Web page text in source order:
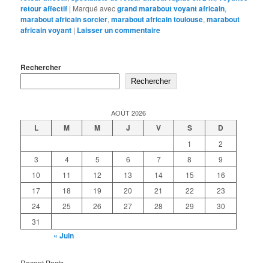
retour affectif | Marqué avecgrand marabout voyant africain,
marabout africain sorcier,marabout africain toulouse,marabout
africain voyant | Laisser un commentaire
Rechercher
Rechercher
AOÛT 2026
L M M J V S D
1
2
3
4 5 6 7 8
9
10
11 12 13 14 15
16
17
18 19 20 21 22
23
24
25 26 27 28 29
30
31
« Juin